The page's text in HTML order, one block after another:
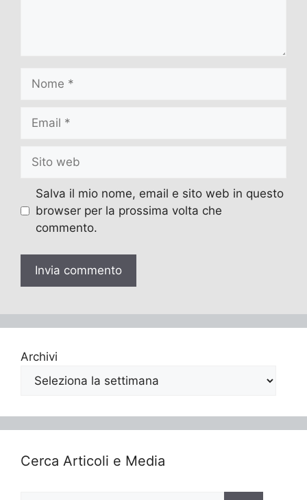
Nome
Email
Sito
web
Salva il mio nome, email e sito web in questo
browser per la prossima volta che
commento.
Archivi
Cerca Articoli e Media